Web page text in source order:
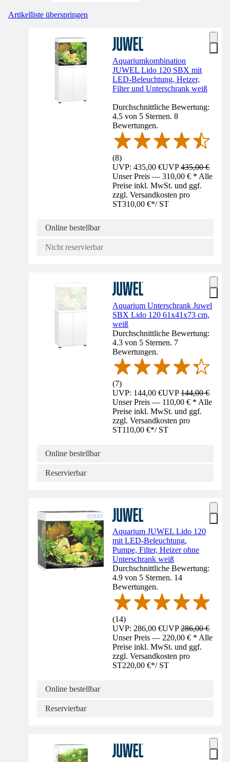
Artikelliste überspringen
Aquariumkombination
JUWEL Lido 120 SBX mit
LED-Beleuchtung, Heizer,
Filter und Unterschrank weiß
Durchschnittliche Bewertung:
4.5 von 5 Sternen. 8
Bewertungen.
(8)
UVP: 435,00 €UVP435,00 €
Unser Preis — 310,00 € * Alle
Preise inkl. MwSt. und ggf.
zzgl. Versandkosten pro
ST310,00 €*/ ST
Online bestellbar
Nicht reservierbar
Aquarium Unterschrank Juwel
SBX Lido 120 61x41x73 cm,
weiß
Durchschnittliche Bewertung:
4.3 von 5 Sternen. 7
Bewertungen.
(7)
UVP: 144,00 €UVP144,00 €
Unser Preis — 110,00 € * Alle
Preise inkl. MwSt. und ggf.
zzgl. Versandkosten pro
ST110,00 €*/ ST
Online bestellbar
Reservierbar
Aquarium JUWEL Lido 120
mit LED-Beleuchtung,
Pumpe, Filter, Heizer ohne
Unterschrank weiß
Durchschnittliche Bewertung:
4.9 von 5 Sternen. 14
Bewertungen.
(14)
UVP: 286,00 €UVP286,00 €
Unser Preis — 220,00 € * Alle
Preise inkl. MwSt. und ggf.
zzgl. Versandkosten pro
ST220,00 €*/ ST
Online bestellbar
Reservierbar